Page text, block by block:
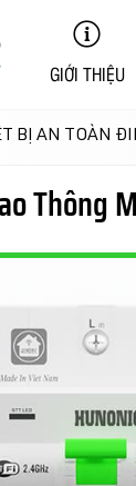
GIỚI THIỆU
BỊ AN TOÀN
Thông